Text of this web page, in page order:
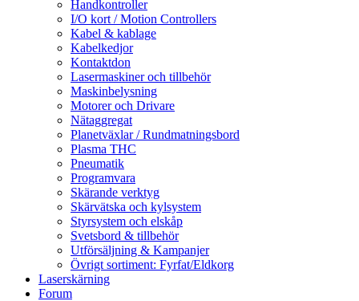
Handkontroller
I/O kort / Motion Controllers
Kabel & kablage
Kabelkedjor
Kontaktdon
Lasermaskiner och tillbehör
Maskinbelysning
Motorer och Drivare
Nätaggregat
Planetväxlar / Rundmatningsbord
Plasma THC
Pneumatik
Programvara
Skärande verktyg
Skärvätska och kylsystem
Styrsystem och elskåp
Svetsbord & tillbehör
Utförsäljning & Kampanjer
Övrigt sortiment: Fyrfat/Eldkorg
Laserskärning
Forum